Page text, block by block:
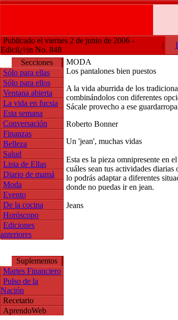
Publicado el viernes 2 de junio de 2006 -
Ediciï¿½n No. 848
|
Secciones
Sólo para ellas
Sólo para ellos
Ventana abierta
La vida en fucsia
Esta semana
Conversación
Finanzas
Belleza
Salud
Lista de Ellas
Diario de mamá
Moda
Evento
De la cocina
Horóscopo
Ediciones
anteriores
Suplementos
Martes Financiero
Pulso de la
Nación
Recetario
AprendoWeb
MODA
Los pantalones bien puestos
A la vida aburrida de los
combinándolos con diferentes
Sácale provecho a ese
Roberto Bonner
Un 'jean', muchas vidas
Esta es la pieza omnipresente en
cuáles sean tus actividades
lo podrás adaptar a diferentes
donde no puedas ir en jean.
Jeans